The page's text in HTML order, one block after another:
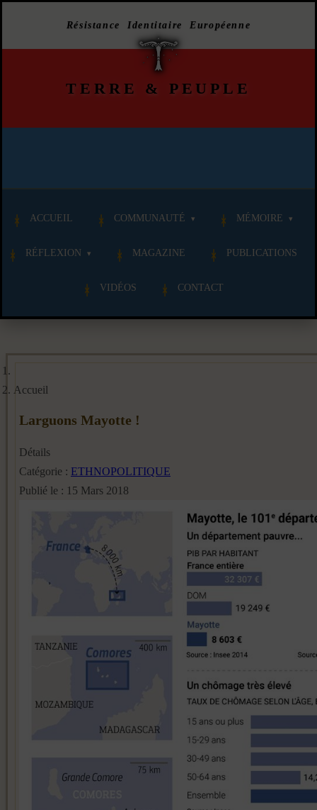
Résistance Identitaire Européenne
TERRE & PEUPLE
ACCUEIL COMMUNAUTÉ MÉMOIRE
RÉFLEXION MAGAZINE PUBLICATIONS
VIDÉOS CONTACT
Accueil
Larguons Mayotte !
Détails
Catégorie : ETHNOPOLITIQUE
Publié le : 15 Mars 2018